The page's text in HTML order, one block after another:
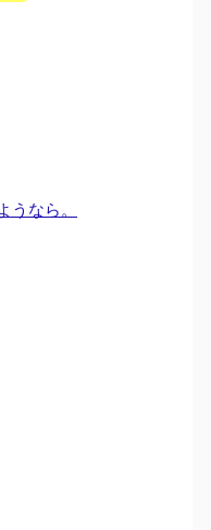
なら。